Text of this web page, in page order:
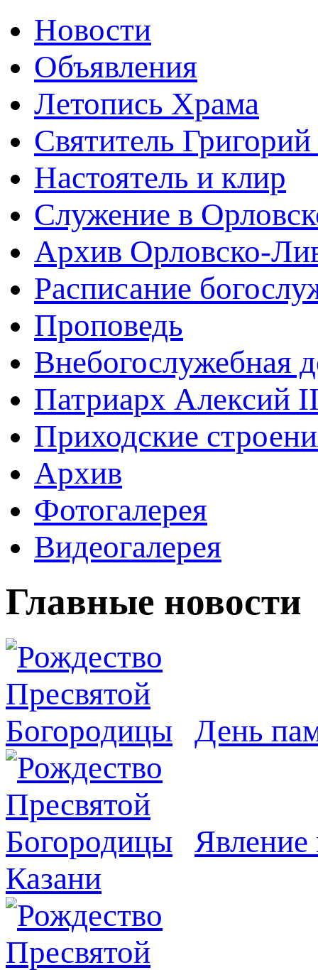
Новости
Объявления
Летопись Храма
Святитель
Настоятель и клир
Служение в
Архив Орловско-
Расписание
Проповедь
Внебогослужебная
Патриарх Алексий
Приходские
Архив
Фотогалерея
Видеогалерея
Главные новости
День
Явлeние
Казани